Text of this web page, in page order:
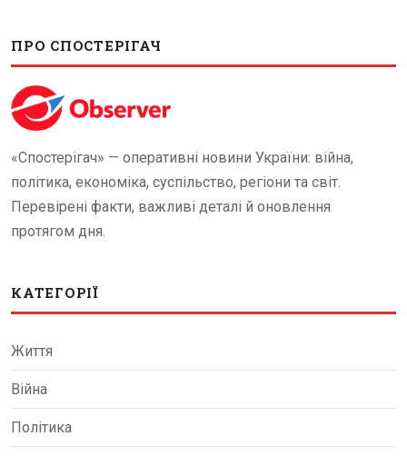
ПРО СПОСТЕРІГАЧ
«Спостерігач» — оперативні новини України: війна,
політика, економіка, суспільство, регіони та світ.
Перевірені факти, важливі деталі й оновлення
протягом дня.
КАТЕГОРІЇ
Життя
Війна
Політика